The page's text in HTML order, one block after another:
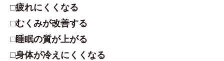
□疲れにくくなる
□むくみが改善する
□睡眠の質が上がる
□身体が冷えにくくなる